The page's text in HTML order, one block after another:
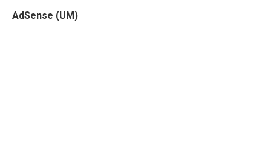
AdSense (UM)